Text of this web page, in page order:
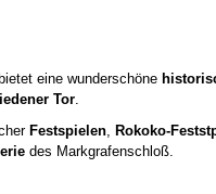
eine wunderschöne
Tor.
Festspielen
Rokoko-
des Markgrafenschloß.